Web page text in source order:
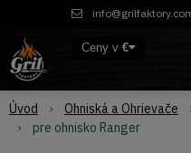
Ceny v €
Úvod Ohniská a Ohrievače
pre ohnisko Ranger